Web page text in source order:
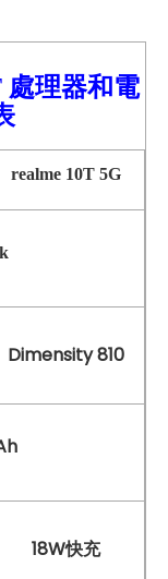
處理器和電
realme 10T 5G
Dimensity 810
18W快充